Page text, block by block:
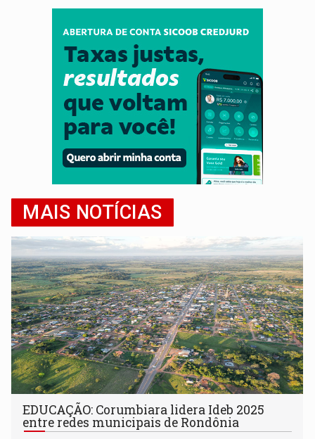
MAIS NOTÍCIAS
EDUCAÇÃO: Corumbiara lidera Ideb 2025
entre redes municipais de Rondônia